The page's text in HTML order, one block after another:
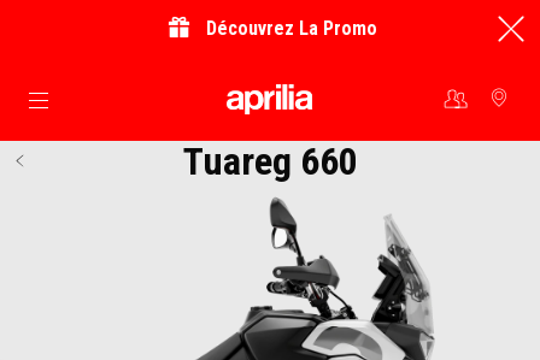
Découvrez La Promo
Aller au contenu principal
Tuareg 660